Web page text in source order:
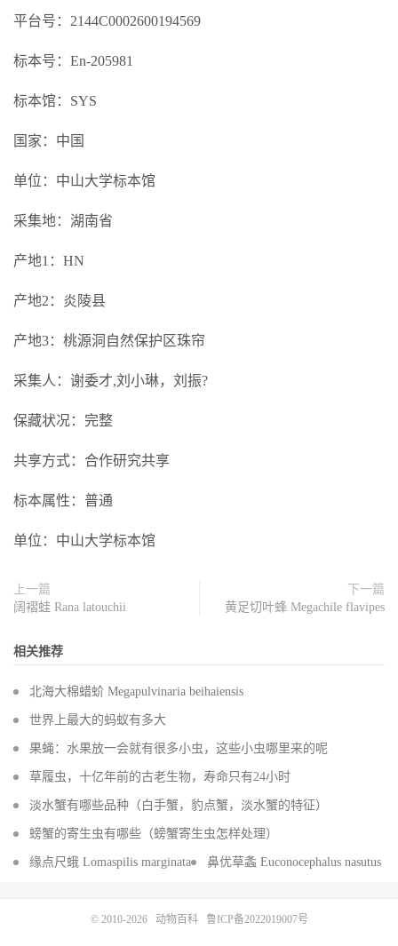
平台号：2144C0002600194569
标本号：En-205981
标本馆：SYS
国家：中国
单位：中山大学标本馆
采集地：湖南省
产地1：HN
产地2：炎陵县
产地3：桃源洞自然保护区珠帘
采集人：谢委才,刘小琳，刘振?
保藏状况：完整
共享方式：合作研究共享
标本属性：普通
单位：中山大学标本馆
上一篇
阔褶蛙 Rana latouchii
下一篇
黄足切叶蜂 Megachile flavipes
相关推荐
北海大棉蜡蚧 Megapulvinaria beihaiensis
世界上最大的蚂蚁有多大
果蝇：水果放一会就有很多小虫，这些小虫哪里来的呢
草履虫，十亿年前的古老生物，寿命只有24小时
淡水蟹有哪些品种（白手蟹，豹点蟹，淡水蟹的特征）
螃蟹的寄生虫有哪些（螃蟹寄生虫怎样处理）
缘点尺蛾 Lomaspilis marginata 鼻优草螽 Euconocephalus nasutus
© 2010-2026 动物百科 鲁ICP备2022019007号